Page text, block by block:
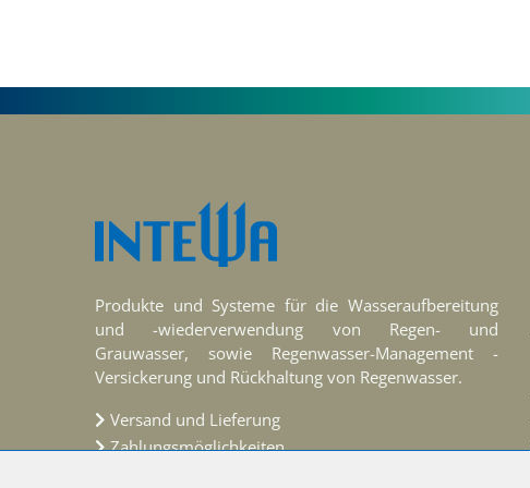
Produkte und Systeme für die Wasseraufbereitung
und -wiederverwendung von Regen- und
Grauwasser, sowie Regenwasser-Management -
Versickerung und Rückhaltung von Regenwasser.
Versand und Lieferung
Zahlungsmöglichkeiten